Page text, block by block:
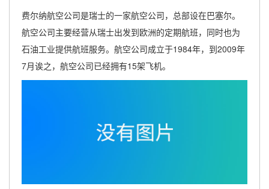
费尔纳航空公司是瑞士的一家航空公司，总部设在巴塞尔。
航空公司主要经营从瑞士出发到欧洲的定期航班，同时也为
石油工业提供航班服务。航空公司成立于1984年，到2009年
7月诶之，航空公司已经拥有15架飞机。